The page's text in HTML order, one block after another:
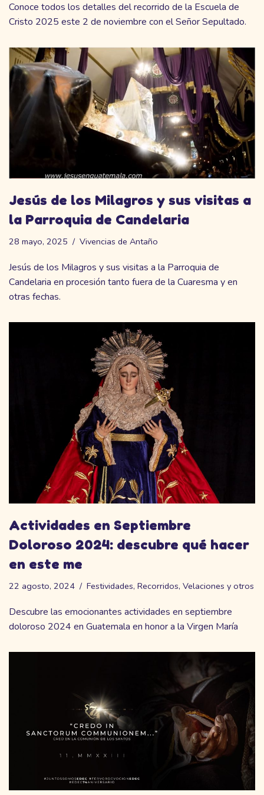
Conoce todos los detalles del recorrido de la Escuela de
Cristo 2025 este 2 de noviembre con el Señor Sepultado.
Jesús de los Milagros y sus visitas a
la Parroquia de Candelaria
28 mayo, 2025 Vivencias de Antaño
Jesús de los Milagros y sus visitas a la Parroquia de
Candelaria en procesión tanto fuera de la Cuaresma y en
otras fechas.
Actividades en Septiembre
Doloroso 2024: descubre qué hacer
en este me
22 agosto, 2024 Festividades, Recorridos, Velaciones y otros
Descubre las emocionantes actividades en septiembre
doloroso 2024 en Guatemala en honor a la Virgen María